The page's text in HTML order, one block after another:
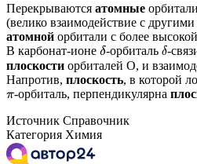
Перекрываются атомные
(велико взаимодействие с другими
атомной орбитали с более
В карбонат-ионе δ-орбиталь δ-
плоскости орбиталей О
О, и
Напротив, плоскость, в которой
π-орбиталь, перпендикулярна
Источник Справочник
Категория Химия